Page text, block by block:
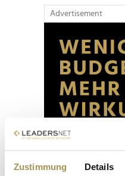
Zustimmung Details
Advertisement